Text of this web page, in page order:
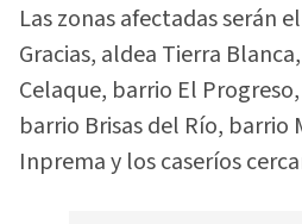
Las zonas afectadas serán
Gracias, aldea Tierra
Celaque, barrio El
barrio Brisas del Río, barrio
Inprema y los caseríos